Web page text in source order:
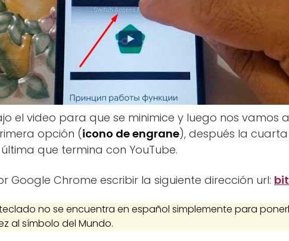
el video para que se minimice y luego nos vamos
opción (icono de engrane), después la
que termina con YouTube.
Google Chrome escribir la siguiente dirección url:
no se encuentra en español simplemente para
al símbolo del Mundo.